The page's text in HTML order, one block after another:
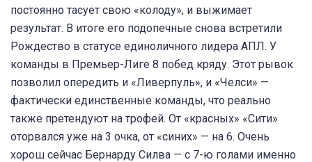
постоянно тасует свою «колоду», и выжимает
результат. В итоге его подопечные снова встретили
Рождество в статусе единоличного лидера АПЛ. У
команды в Премьер-Лиге 8 побед кряду. Этот рывок
позволил опередить и «Ливерпуль», и «Челси» —
фактически единственные команды, что реально
также претендуют на трофей. От «красных» «Сити»
оторвался уже на 3 очка, от «синих» — на 6. Очень
хорош сейчас Бернарду Силва — с 7-ю голами именно